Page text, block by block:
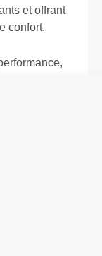
et offrant
confort.